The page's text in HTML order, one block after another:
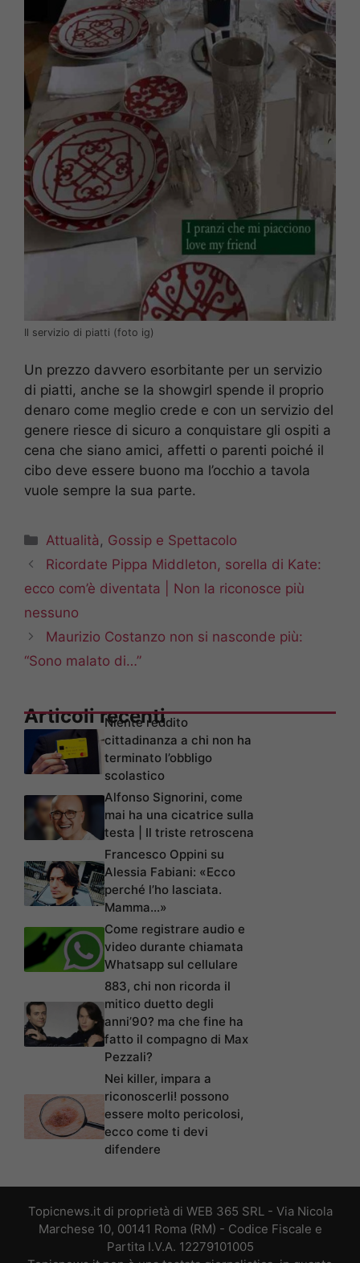
Il servizio di piatti (foto ig)
Un prezzo davvero esorbitante per un servizio
di piatti, anche se la showgirl spende il proprio
denaro come meglio crede e con un servizio del
genere riesce di sicuro a conquistare gli ospiti a
cena che siano amici, affetti o parenti poiché il
cibo deve essere buono ma l’occhio a tavola
vuole sempre la sua parte.
Categorie
Attualità , Gossip e Spettacolo
Ricordate Pippa Middleton, sorella di Kate:
ecco com’è diventata | Non la riconosce più
nessuno
Maurizio Costanzo non si nasconde più:
“Sono malato di…”
Articoli recenti
Niente reddito
cittadinanza a chi non ha
terminato l’obbligo
scolastico
Alfonso Signorini, come
mai ha una cicatrice sulla
testa | Il triste retroscena
Francesco Oppini su
Alessia Fabiani: «Ecco
perché l’ho lasciata.
Mamma…»
Come registrare audio e
video durante chiamata
Whatsapp sul cellulare
883, chi non ricorda il
mitico duetto degli
anni’90? ma che fine ha
fatto il compagno di Max
Pezzali?
Nei killer, impara a
riconoscerli! possono
essere molto pericolosi,
ecco come ti devi
difendere
Topicnews.it di proprietà di WEB 365 SRL - Via Nicola
Marchese 10, 00141 Roma (RM) - Codice Fiscale e
Partita I.V.A. 12279101005